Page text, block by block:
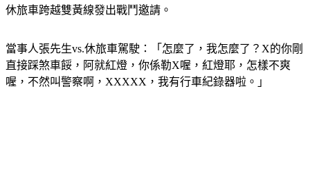
休旅車跨越雙黃線發出戰鬥邀請。
當事人張先生vs.休旅車駕駛：「怎麼了，我怎麼了？X的你剛
直接踩煞車餒，阿就紅燈，你係勒X喔，紅燈耶，怎樣不爽
喔，不然叫警察啊，XXXXX，我有行車紀錄器啦。」